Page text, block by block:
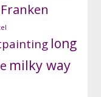
Franken
long
milky way